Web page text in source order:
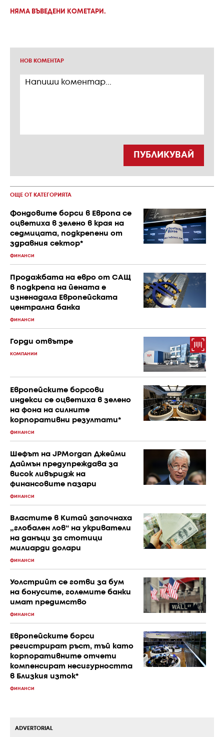
НЯМА ВЪВЕДЕНИ КОМЕТАРИ.
НОВ КОМЕНТАР
ПУБЛИКУВАЙ
ОЩЕ ОТ КАТЕГОРИЯТА
Фондовите борси в Европа се
оцветиха в зелено в края на
седмицата, подкрепени от
здравния сектор*
ФИНАНСИ
Продажбата на евро от САЩ
в подкрепа на йената е
изненадала Европейската
централна банка
ФИНАНСИ
Горди отвътре
КОМПАНИИ
Европейските борсови
индекси се оцветиха в зелено
на фона на силните
корпоративни резултати*
ФИНАНСИ
Шефът на JPMorgan Джейми
Даймън предупреждава за
висок ливъридж на
финансовите пазари
ФИНАНСИ
Властите в Китай започнаха
„глобален лов“ на укриватели
на данъци за стотици
милиарди долари
ФИНАНСИ
Уолстрийт се готви за бум
на бонусите, големите банки
имат предимство
ФИНАНСИ
Европейските борси
регистрират ръст, тъй като
корпоративните отчети
компенсират несигурността
в Близкия изток*
ФИНАНСИ
ADVERTORIAL